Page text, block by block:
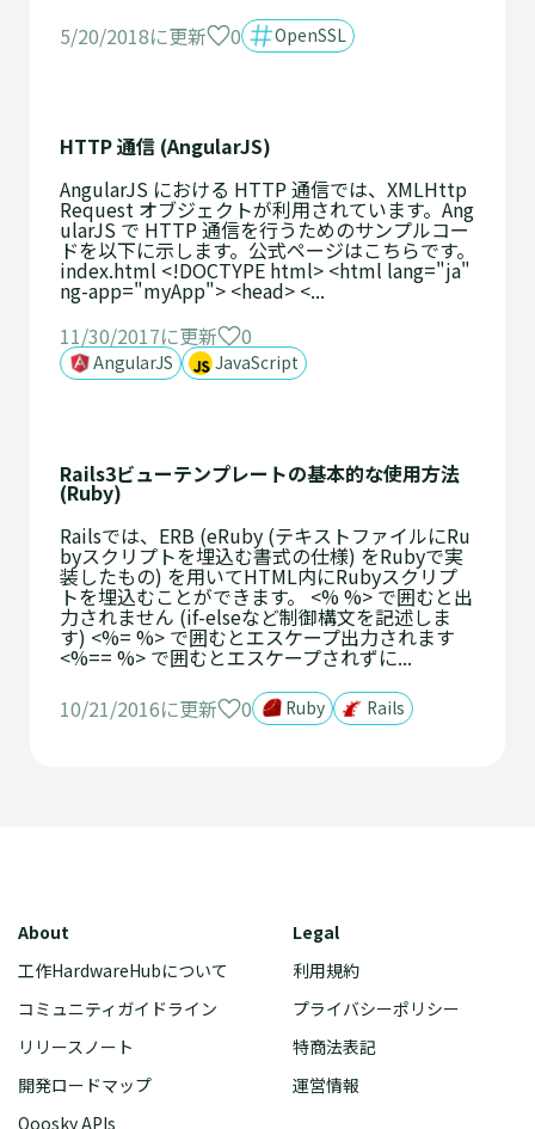
5/20/2018に更新
0 OpenSSL
HTTP 通信 (AngularJS)
AngularJS における HTTP 通信では、XMLHttp
Request オブジェクトが利用されています。Ang
ularJS で HTTP 通信を行うためのサンプルコー
ドを以下に示します。公式ページはこちらです。
index.html <!DOCTYPE html> <html lang="ja"
ng-app="myApp"> <head> <...
11/30/2017に更新
0
AngularJS JavaScript
Rails3ビューテンプレートの基本的な使用方法
(Ruby)
Railsでは、ERB (eRuby (テキストファイルにRu
byスクリプトを埋込む書式の仕様) をRubyで実
装したもの) を用いてHTML内にRubyスクリプ
トを埋込むことができます。 <% %> で囲むと出
力されません (if-elseなど制御構文を記述しま
す) <%= %> で囲むとエスケープ出力されます
<%== %> で囲むとエスケープされずに...
10/21/2016に更新
0 Ruby Rails
About
工作HardwareHubについて
コミュニティガイドライン
リリースノート
開発ロードマップ
Qoosky APIs
Legal
利用規約
プライバシーポリシー
特商法表記
運営情報